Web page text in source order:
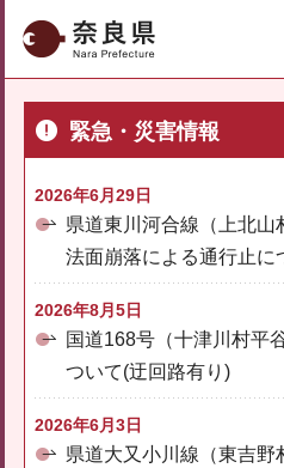
奈良県
緊急・災害情報
2026年6月29日
県道東川河合線（上北
法面崩落による通行止に
2026年8月5日
国道168号（十津川村平
ついて(迂回路有り)
2026年6月3日
県道大又小川線（東吉野